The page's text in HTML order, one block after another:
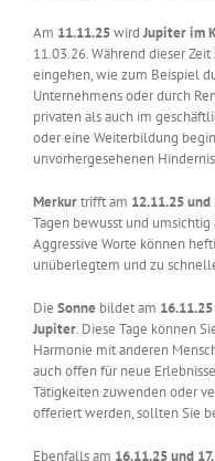
Am 11.11.25wird Jupiter im
11.03.26. Während dieser
eingehen, wie zum Beispiel
Unternehmens oder durch
privaten als auch im
oder eine Weiterbildung
unvorhergesehenen
Merkurtrifft am 12.11.25 und
Tagen bewusst und
Aggressive Worte können
unüberlegtem und zu
Die Sonne bildet am
Jupiter. Diese Tage können
Harmonie mit anderen
auch offen für neue
Tätigkeiten zuwenden oder
offeriert werden, sollten Sie
Ebenfalls am 16.11.25 und